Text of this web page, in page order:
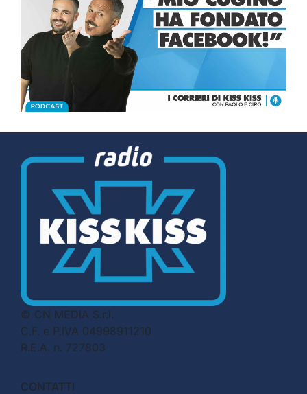
© CN MEDIA S.r.l.
C.F. e P.IVA 04998911210
R.E.A. n. 727803
CONTATTI